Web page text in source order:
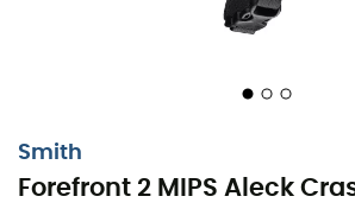
Smith
Forefront 2 MIPS Aleck
äventyr. Och vad sägs om de
Forefront 2 MIPS
cykelutflykter. Redo att rulla?
Aleck-kollisionssensorn skickar